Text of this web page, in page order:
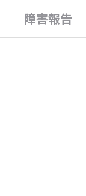
障害報告